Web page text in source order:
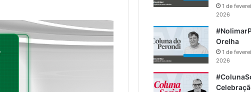
1 de
2026
Orelha
1 de
2026